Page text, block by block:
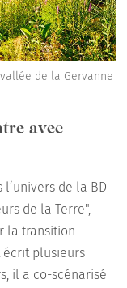
de la Gervanne
avec
de la BD
de la Terre",
la transition
plusieurs
il a co-scénarisé